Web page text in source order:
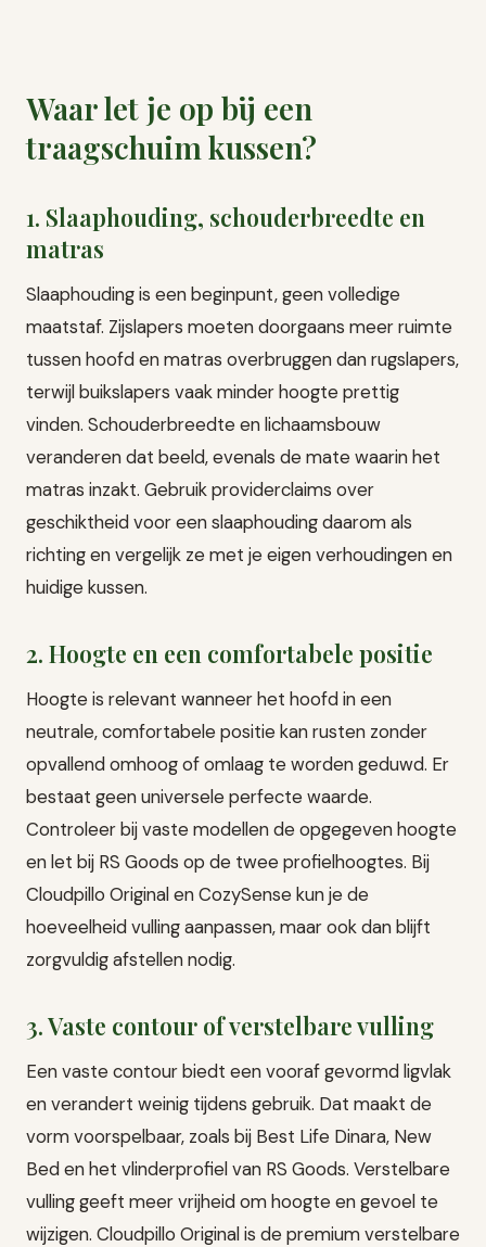
Waar let je op bij een
traagschuim kussen?
1. Slaaphouding, schouderbreedte en
matras
Slaaphouding is een beginpunt, geen volledige
maatstaf. Zijslapers moeten doorgaans meer ruimte
tussen hoofd en matras overbruggen dan rugslapers,
terwijl buikslapers vaak minder hoogte prettig
vinden. Schouderbreedte en lichaamsbouw
veranderen dat beeld, evenals de mate waarin het
matras inzakt. Gebruik providerclaims over
geschiktheid voor een slaaphouding daarom als
richting en vergelijk ze met je eigen verhoudingen en
huidige kussen.
2. Hoogte en een comfortabele positie
Hoogte is relevant wanneer het hoofd in een
neutrale, comfortabele positie kan rusten zonder
opvallend omhoog of omlaag te worden geduwd. Er
bestaat geen universele perfecte waarde.
Controleer bij vaste modellen de opgegeven hoogte
en let bij RS Goods op de twee profielhoogtes. Bij
Cloudpillo Original en CozySense kun je de
hoeveelheid vulling aanpassen, maar ook dan blijft
zorgvuldig afstellen nodig.
3. Vaste contour of verstelbare vulling
Een vaste contour biedt een vooraf gevormd ligvlak
en verandert weinig tijdens gebruik. Dat maakt de
vorm voorspelbaar, zoals bij Best Life Dinara, New
Bed en het vlinderprofiel van RS Goods. Verstelbare
vulling geeft meer vrijheid om hoogte en gevoel te
wijzigen. Cloudpillo Original is de premium verstelbare